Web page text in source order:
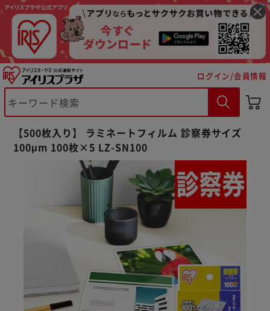
ログイン/会員情報
【500枚入り】 ラミネートフィルム 診察券サイズ
100μm 100枚×5 LZ-SN100
※ご確認ください
カートに入れる 購入手続きへ